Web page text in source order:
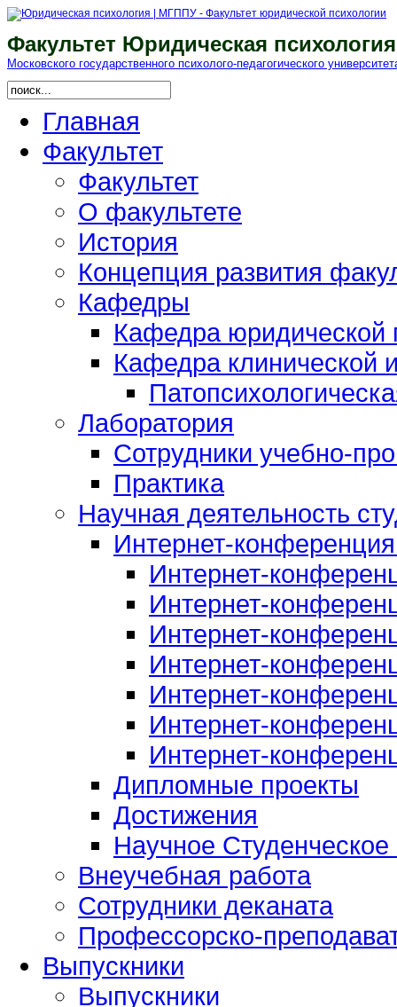
Факультет Юридическая психология
Московского гоcударственного психолого-педагогического
Главная
Факультет
Факультет
О факультете
История
Концепция развития
Кафедры
Кафедра юридической
Кафедра клинической
Лаборатория
Сотрудники учебно-
Практика
Научная деятельность
Интернет-
Интернет-
Интернет-
Интернет-
Интернет-
Интернет-
Интернет-
Интернет-
Дипломные проекты
Достижения
Научное
Внеучебная работа
Сотрудники деканата
Профессорско-
Выпускники
Выпускники